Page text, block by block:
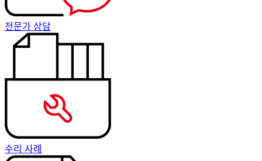
전문가 상담
수리 사례